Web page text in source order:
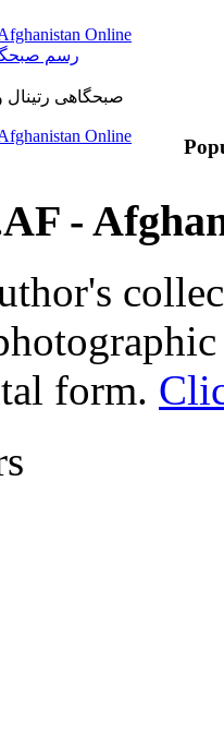
Online
رسم
صبحگاهی‌
Online
-
form.